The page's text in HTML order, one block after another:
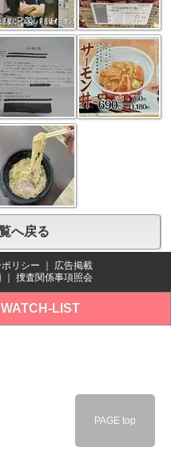
へ戻る
リシー
広告掲載
捜査関係事項照会
LIST
PAGE top